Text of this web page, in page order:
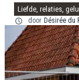
Liefde, relaties,
door Désirée du